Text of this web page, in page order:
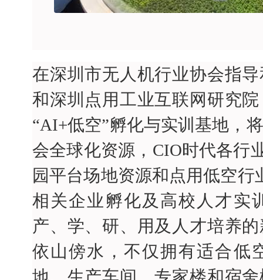
在深圳市无人机行业协会指
和深圳点用工业互联网研究
“AI+低空”孵化与实训基地，
会全球化资源，CIO时代各行
园平台场地资源和点用低空行
相关企业孵化及高校人才实
产、学、研、用及人才培养
依山傍水，不仅拥有适合低